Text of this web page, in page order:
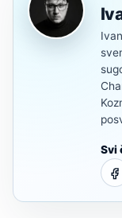
Svi